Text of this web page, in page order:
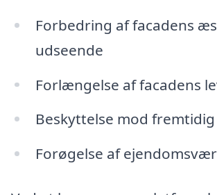
Forbedring af facadens
udseende
Forlængelse af facadens
Beskyttelse mod
Forøgelse af